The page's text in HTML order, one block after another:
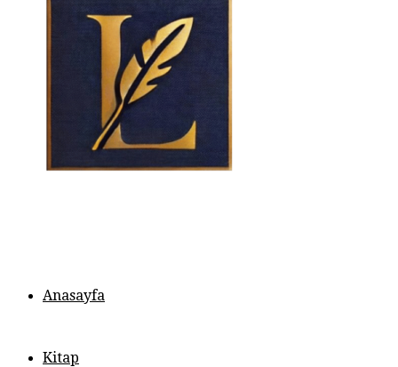
Anasayfa
Kitap